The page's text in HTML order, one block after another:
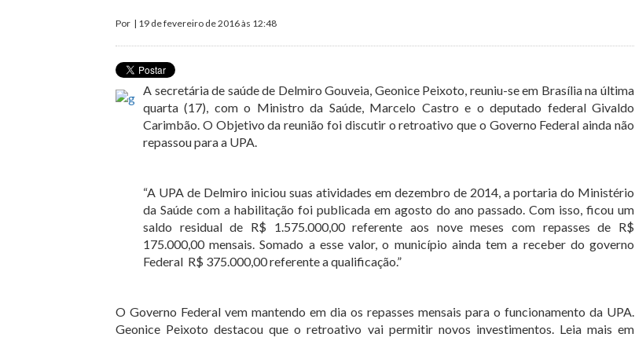
Por | 19 de fevereiro de 2016 às 12:48
A secretária de saúde de Delmiro Gouveia, Geonice Peixoto, reuniu-se em Brasília na última
quarta (17), com o Ministro da Saúde, Marcelo Castro e o deputado federal Givaldo
Carimbão. O Objetivo da reunião foi discutir o retroativo que o Governo Federal ainda não
repassou para a UPA.
“A UPA de Delmiro iniciou suas atividades em dezembro de 2014, a portaria do Ministério
da Saúde com a habilitação foi publicada em agosto do ano passado. Com isso, ficou um
saldo residual de R$ 1.575.000,00 referente aos nove meses com repasses de R$
175.000,00 mensais. Somado a esse valor, o município ainda tem a receber do governo
Federal R$ 375.000,00 referente a qualificação.”
O Governo Federal vem mantendo em dia os repasses mensais para o funcionamento da UPA.
Geonice Peixoto destacou que o retroativo vai permitir novos investimentos. Leia mais em